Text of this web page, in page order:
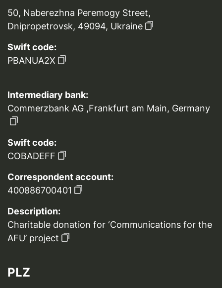
50, Naberezhna Peremogy Street,
Dnipropetrovsk, 49094, Ukraine
Swift code:
PBANUA2X
Intermediary bank:
Commerzbank AG ,Frankfurt am Main, Germany
Swift code:
COBADEFF
Correspondent account:
400886700401
Description:
Charitable donation for ‘Communications for the
AFU’ project
PLZ